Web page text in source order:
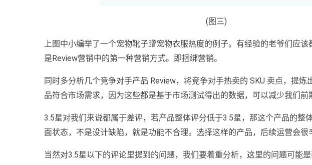
(图三)
上图中小编举了一个宠物靴子蹭宠物衣服热度的例子。有经验的老爷们应该
是Review营销中的第一种营销方式。即捆绑营销。
同时多分析几个竞争对手产品 Review，将竞争对手热卖的 SKU 卖点，提炼
品符合市场需求，因为这些都是基于市场测试得出的数据，可以减少我们前
3.5星对我们来说都属于差评，若产品整体评分低于3.5星，那这个产品的整
面状态，不是设计缺陷，就是功能不合理。选择这样的产品，后续运营会很
当然对3.5星以下的评论里提到的问题，我们要着重分析，这里的问题可能